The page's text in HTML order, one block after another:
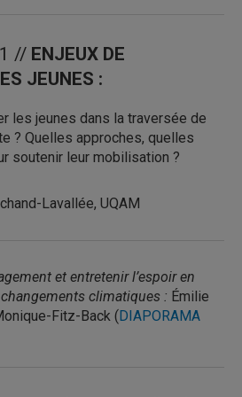
// ENJEUX DE
JEUNES :
les jeunes dans la traversée de
? Quelles approches, quelles
soutenir leur mobilisation ?
Lavallée, UQAM
et entretenir l’espoir en
climatiques : Émilie
Fitz-Back (DIAPORAMA